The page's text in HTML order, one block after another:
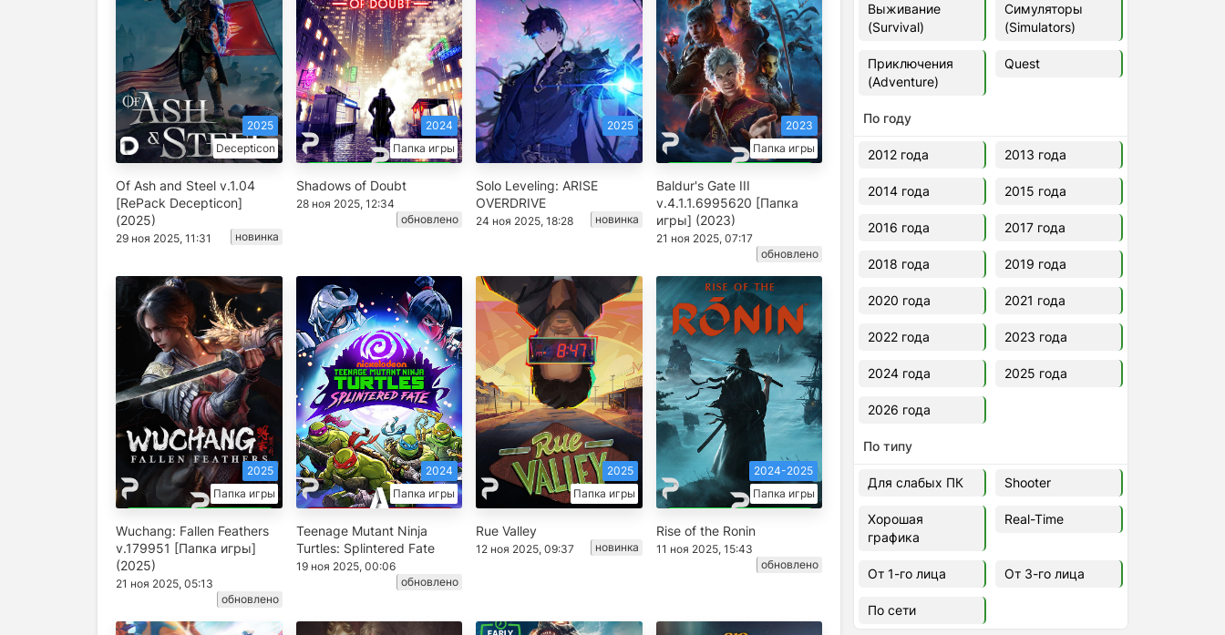
Decepticon
2025
Of Ash and Steel v.1.04
[RePack Decepticon]
(2025)
29 ноя 2025, 11:31 новинка
Папка игры
2024
Shadows of Doubt
28 ноя 2025, 12:34
обновлено
2025
Solo Leveling: ARISE
OVERDRIVE
24 ноя 2025, 18:28 новинка
Папка игры
2023
Baldur's Gate III
v.4.1.1.6995620 [Папка
игры] (2023)
21 ноя 2025, 07:17
обновлено
Папка игры
2025
Wuchang: Fallen Feathers
v.179951 [Папка игры]
(2025)
21 ноя 2025, 05:13
обновлено
Папка игры
2024
Teenage Mutant Ninja
Turtles: Splintered Fate
19 ноя 2025, 00:06
обновлено
Папка игры
2025
Rue Valley
12 ноя 2025, 09:37 новинка
Папка игры
2024-2025
Rise of the Ronin
11 ноя 2025, 15:43
обновлено
V Rising
2024
Выживание
(Survival)
Симуляторы
(Simulators)
Приключения
(Adventure)
Quest
По году
2012 года 2013 года
2014 года 2015 года
2016 года 2017 года
2018 года 2019 года
2020 года 2021 года
2022 года 2023 года
2024 года 2025 года
2026 года
По типу
Для слабых ПК Shooter
Хорошая
графика
Real-Time
От 1-го лица От 3-го лица
По сети